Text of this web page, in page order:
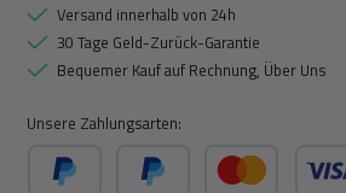
Versand innerhalb von 24h
30 Tage Geld-Zurück-Garantie
Bequemer Kauf auf Rechnung, Über Uns
Unsere Zahlungsarten: